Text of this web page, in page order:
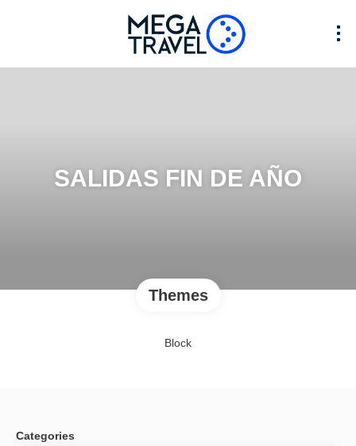
SALIDAS FIN DE AÑO
Themes
Block
Categories